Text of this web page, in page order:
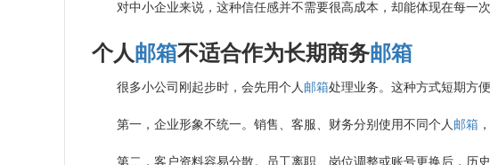
对中小企业来说，这种信任感并不需要很高成本，却能体现在每一次
个人邮箱不适合作为长期商务邮箱
很多小公司刚起步时，会先用个人 邮箱处理业务。这种方式短期方
第一，企业形象不统一。销售、客服、财务分别使用不同个人 邮箱
第二，客户资料容易分散。员工离职、岗位调整或账号更换后，历